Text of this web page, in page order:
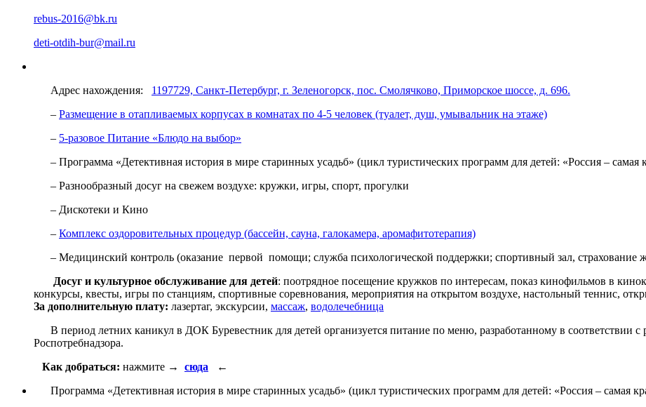
rebus-2016@bk.ru
deti-otdih-bur@mail.ru
Адрес нахождения:
1197729, Санкт-Петербург, г. Зеленогорск, пос. Смолячково, Приморское шоссе, д. 696.
– Размещение в отапливаемых корпусах в комнатах по 4-5 человек (туалет, душ, умывальник на этаже)
– 5-разовое Питание «Блюдо на выбор»
– Программа «Детективная история в мире старинных усадьб» (цикл туристических программ для детей: «Россия – самая
– Разнообразный досуг на свежем воздухе: кружки, игры, спорт, прогулки
– Дискотеки и Кино
– Комплекс оздоровительных процедур (бассейн, сауна, галокамера, аромафитотерапия)
– Медицинский контроль (оказание первой помощи; служба психологической поддержки; спортивный зал, страхование
Досуг и культурное обслуживание для детей: поотрядное посещение кружков по интересам, показ кинофильмов в
конкурсы, квесты, игры по станциям, спортивные соревнования, мероприятия на открытом воздухе, настольный теннис,
За дополнительную плату: лазертаг, экскурсии, массаж, водолечебница
В период летних каникул в ДОК Буревестник для детей организуется питание по меню, разработанному в соответствии с
Роспотребнадзора.
Как добраться: нажмите → сюда
←
Программа «Детективная история в мире старинных усадьб» (цикл туристических программ для детей: «Россия – самая